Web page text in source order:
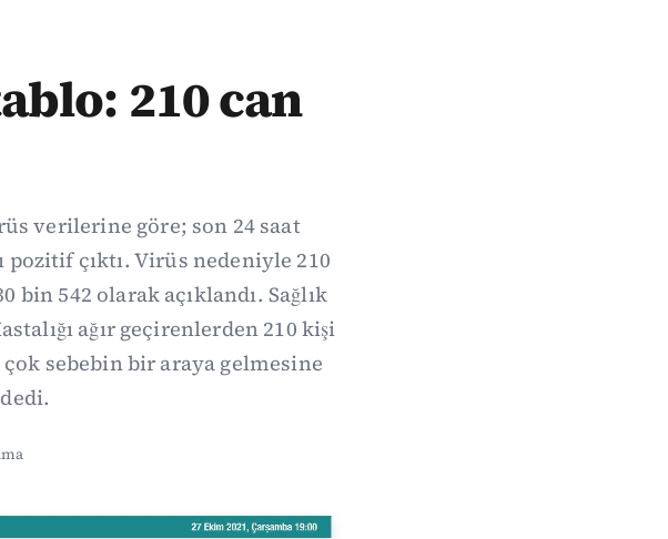
210 can
verilerine göre; son 24 saat
pozitif çıktı. Virüs nedeniyle 210
bin 542 olarak açıklandı. Sağlık
ağır geçirenlerden 210 kişi
sebebin bir araya gelmesine